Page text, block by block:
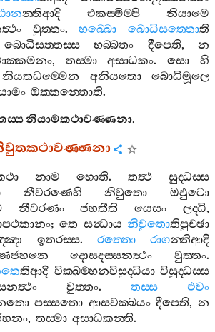
න‍්තිආදි එකස‍්මිම‍්පි
නියාමෙ
වුත‍්තං.භබ‍්බො බොධිසත‍්තොති
බොධිසත‍්තස‍්ස භබ‍්බතං දීපෙති,න
, තස‍්මා අසාධකං.සො
හි
නියතධම‍්මෙන අනියතො
බොධිමූලෙ
ඔක‍්කන‍්තොති.
නියාමකථාවණ‍්ණනා.
නාම හොති. තත්‍ථ
සුද‍්ධස‍්ස
නීවරණෙහි නිවුතො
ඔඵුටො
නීවරණං ජහතීති යෙසං ලද‍්ධි,
; තෙ සන්‍ධාය නිවුතොතිපුච‍්ඡා
ඉතරස‍්ස. රත‍්තො රාගන‍්තිආදි
දොසදස‍්සනත්‍ථං වුත‍්තං.
තිආදි වික‍්ඛම‍්භනවිසුද‍්ධියා විසුද‍්ධස‍්ස
වුත‍්තං. තස‍්ස
එවං
පස‍්සතො ආසවක‍්ඛයං දීපෙති,න
, තස‍්මා අසාධකන‍්ති.